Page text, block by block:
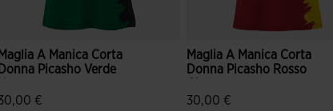
Maglia A Manica Corta
Donna Picasho Verde
€
Maglia A Manica Corta
Donna Picasho Rosso
30,00 €